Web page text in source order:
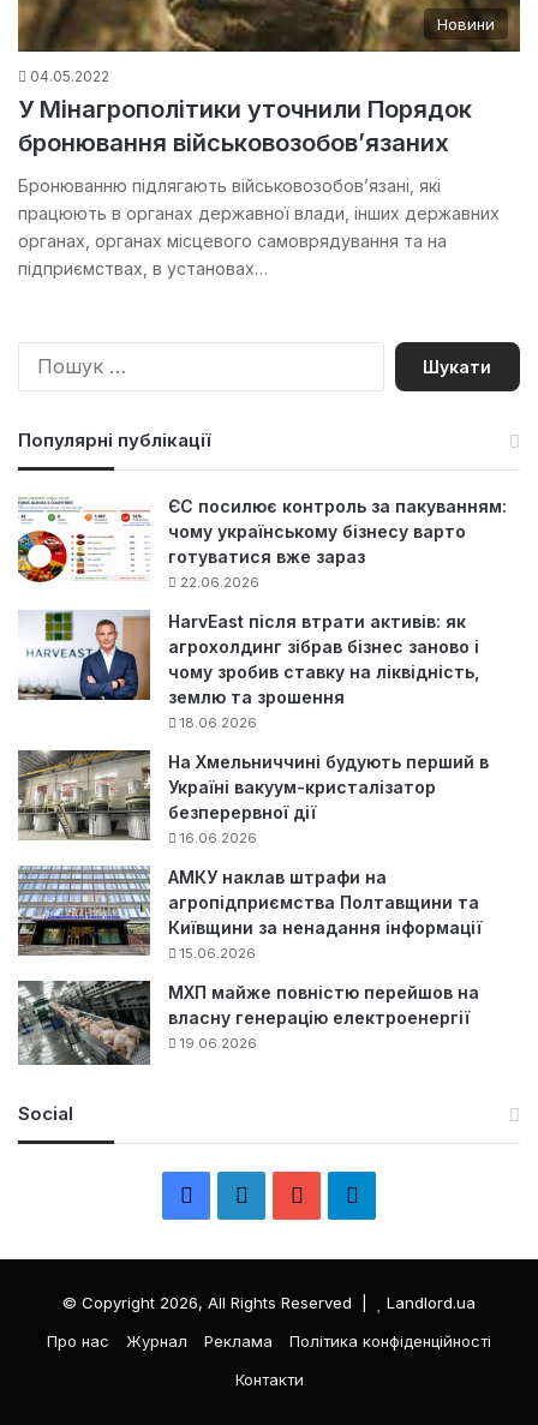
Новини
04.05.2022
У Мінагрополітики уточнили Порядок
бронювання військовозобов’язаних
Бронюванню підлягають військовозобов’язані, які
працюють в органах державної влади, інших державних
органах, органах місцевого самоврядування та на
підприємствах, в установах…
П
Популярні публікації
ЄС посилює контроль за пакуванням:
чому українському бізнесу варто
готуватися вже зараз
22.06.2026
HarvEast після втрати активів: як
агрохолдинг зібрав бізнес заново і
чому зробив ставку на ліквідність,
землю та зрошення
18.06.2026
На Хмельниччині будують перший в
Україні вакуум-кристалізатор
безперервної дії
16.06.2026
АМКУ наклав штрафи на
агропідприємства Полтавщини та
Київщини за ненадання інформації
15.06.2026
МХП майже повністю перейшов на
власну генерацію електроенергії
19.06.2026
Social
e
k
e
T
л
е
© Copyright 2026, All Rights Reserved |
Landlord.ua
Про нас
Журнал Реклама
Політика конфіденційності
Контакти